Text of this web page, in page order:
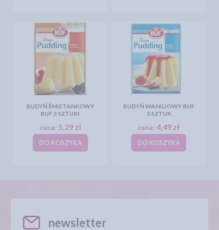
BUDYŃ ŚMIETANKOWY
RUF 3 SZTUKI
cena: 5,29 zł
DO KOSZYKA
BUDYŃ WANILIOWY RUF
5 SZTUK
cena:4,49 zł
DO KOSZYKA
newsletter